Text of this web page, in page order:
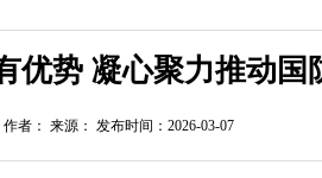
优势 凝心聚力推动
作者： 来源： 发布时间：2026-03-07